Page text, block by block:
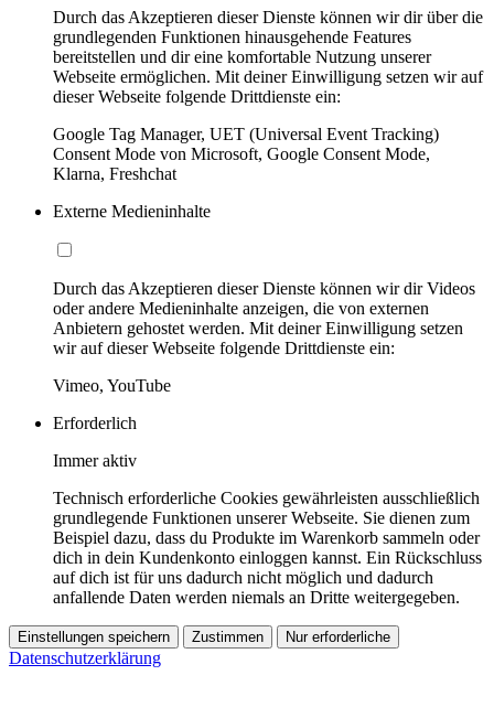
Durch das Akzeptieren dieser Dienste können wir dir über die
grundlegenden Funktionen hinausgehende Features
bereitstellen und dir eine komfortable Nutzung unserer
Webseite ermöglichen. Mit deiner Einwilligung setzen wir auf
dieser Webseite folgende Drittdienste ein:
Google Tag Manager, UET (Universal Event Tracking)
Consent Mode von Microsoft, Google Consent Mode,
Klarna, Freshchat
Externe Medieninhalte
Durch das Akzeptieren dieser Dienste können wir dir Videos
oder andere Medieninhalte anzeigen, die von externen
Anbietern gehostet werden. Mit deiner Einwilligung setzen
wir auf dieser Webseite folgende Drittdienste ein:
Vimeo, YouTube
Erforderlich
Immer aktiv
Technisch erforderliche Cookies gewährleisten ausschließlich
grundlegende Funktionen unserer Webseite. Sie dienen zum
Beispiel dazu, dass du Produkte im Warenkorb sammeln oder
dich in dein Kundenkonto einloggen kannst. Ein Rückschluss
auf dich ist für uns dadurch nicht möglich und dadurch
anfallende Daten werden niemals an Dritte weitergegeben.
Einstellungen speichern Zustimmen Nur erforderliche
Datenschutzerklärung